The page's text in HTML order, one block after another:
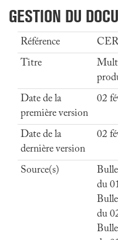
GESTION DU
Référence
Titre
Date de la
première version
02
Date de la
dernière version
02
Source(s)
du
du